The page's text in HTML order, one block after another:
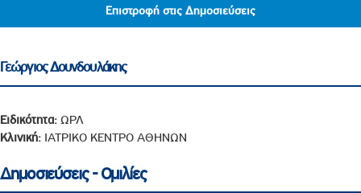
Επιστροφή στις Δημοσιεύσεις
Γεώργιος Δουνδουλάκης
Ειδικότητα: ΩΡΛ
Κλινική: ΙΑΤΡΙΚΟ ΚΕΝΤΡΟ ΑΘΗΝΩΝ
Δημοσιεύσεις - Ομιλίες